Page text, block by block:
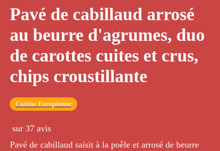
Pavé de cabillaud arrosé
au beurre d'agrumes, duo
de carottes cuites et crus,
chips croustillante
Cuisine Européenne
sur 37 avis
Pavé de cabillaud saisit à la poêle et arrosé de beurre